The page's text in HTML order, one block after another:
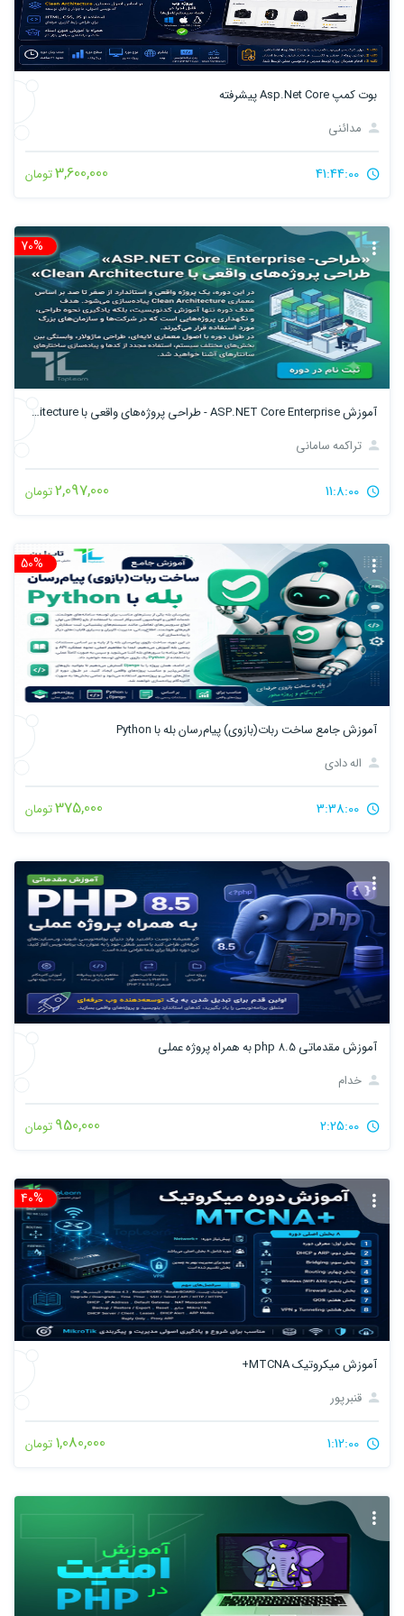
بوت کمپ Asp.Net Core پیشرفته
مدائنی
3,600,000تومان
70%
آموزش ASP.NET Core Enterprise - طراحی پروژه‌های واقعی با Clean Architecture
تراکمه سامانی
2,097,000تومان
50%
آموزش جامع ساخت ربات(بازوی) پیام‌رسان بله با Python
اله دادی
375,000تومان
آموزش مقدماتی php 8.5 به همراه پروژه عملی
خدام
950,000تومان
40%
آموزش میکروتیک MTCNA+
قنبرپور
1,080,000تومان